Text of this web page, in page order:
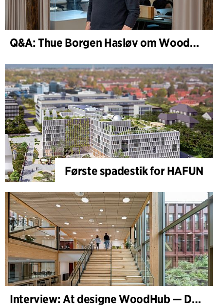
Q&A: Thue Borgen Hasløv om WoodHub
Første spadestik for HAFUN
Interview: At designe WoodHub — Danmarks største træbyggeri